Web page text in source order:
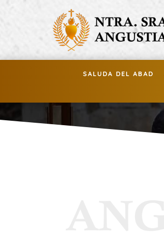
SALUDA DEL ABAD